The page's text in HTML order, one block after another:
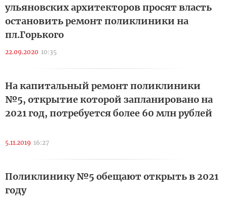
ульяновских архитекторов просят власть
остановить ремонт поликлиники на
пл.Горького
22.09.2020 10:35
На капитальный ремонт поликлиники
№5, открытие которой запланировано на
2021 год, потребуется более 60 млн рублей
5.11.2019 16:27
Поликлинику №5 обещают открыть в 2021
году